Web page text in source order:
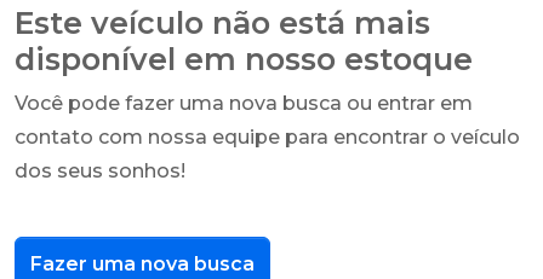
Este veículo não está mais
disponível em nosso estoque
Você pode fazer uma nova busca ou entrar em
contato com nossa equipe para encontrar o veículo
dos seus sonhos!
Fazer uma nova busca